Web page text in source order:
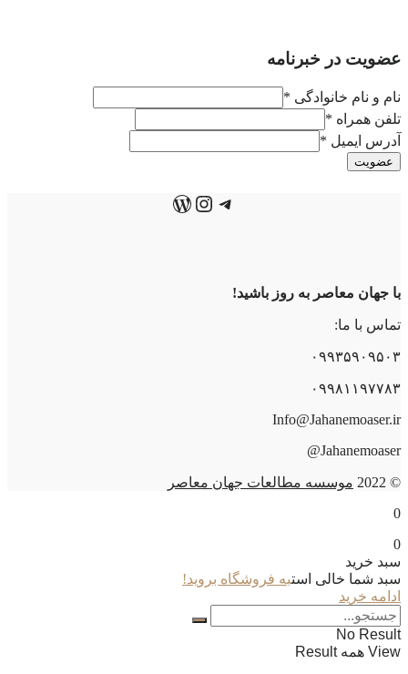
عضویت در خبرنامه
نام و نام خانوادگی *
تلفن همراه *
آدرس ایمیل *
عضویت
تلگرام
اینستاگرم
وردپرس
با جهان معاصر به روز باشید!
تماس با ما:
۰۹۹۳۵۹۰۹۵۰۳
۰۹۹۸۱۱۹۷۷۸۳
Info@Jahanemoaser.ir
Jahanemoaser@
© 2022
موسسه مطالعات جهان معاصر
0
0
سبد خرید
سبد شما خالی استبه فروشگاه بروید!
ادامه خرید
No Result
View همه Result